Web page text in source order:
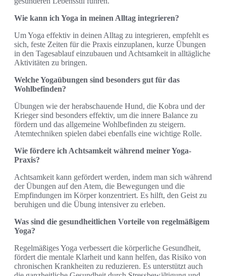
Wie kann ich Yoga in meinen Alltag integrieren?
Um Yoga effektiv in deinen Alltag zu integrieren, empfehlt es
sich, feste Zeiten für die Praxis einzuplanen, kurze Übungen
in den Tagesablauf einzubauen und Achtsamkeit in alltägliche
Aktivitäten zu bringen.
Welche Yogaübungen sind besonders gut für das
Wohlbefinden?
Übungen wie der herabschauende Hund, die Kobra und der
Krieger sind besonders effektiv, um die innere Balance zu
fördern und das allgemeine Wohlbefinden zu steigern.
Atemtechniken spielen dabei ebenfalls eine wichtige Rolle.
Wie fördere ich Achtsamkeit während meiner Yoga-
Praxis?
Achtsamkeit kann gefördert werden, indem man sich während
der Übungen auf den Atem, die Bewegungen und die
Empfindungen im Körper konzentriert. Es hilft, den Geist zu
beruhigen und die Übung intensiver zu erleben.
Was sind die gesundheitlichen Vorteile von regelmäßigem
Yoga?
Regelmäßiges Yoga verbessert die körperliche Gesundheit,
fördert die mentale Klarheit und kann helfen, das Risiko von
chronischen Krankheiten zu reduzieren. Es unterstützt auch